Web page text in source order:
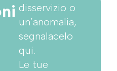
disservizio o
un’anomalia,
segnalacelo
qui.
Le tue